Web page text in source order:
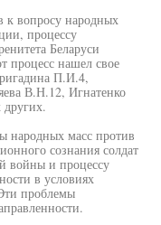
к вопросу народных
процессу
Беларуси
процесс нашел свое
П.И.4,
В.Н.12, Игнатенко
народных масс против
сознания солдат
войны и процессу
в условиях
проблемы